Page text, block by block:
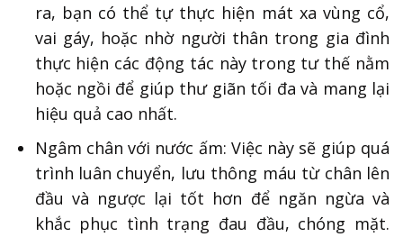
ra, bạn có thể tự thực hiện mát xa vùng cổ,
vai gáy, hoặc nhờ người thân trong gia đình
thực hiện các động tác này trong tư thế nằm
hoặc ngồi để giúp thư giãn tối đa và mang lại
hiệu quả cao nhất.
Ngâm chân với nước ấm: Việc này sẽ giúp quá
trình luân chuyển, lưu thông máu từ chân lên
đầu và ngược lại tốt hơn để ngăn ngừa và
khắc phục tình trạng đau đầu, chóng mặt.